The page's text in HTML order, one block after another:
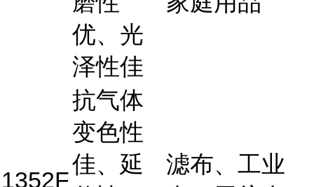
优、光
泽性佳
1352F
抗气体
变色性
佳、延
滤布、工业